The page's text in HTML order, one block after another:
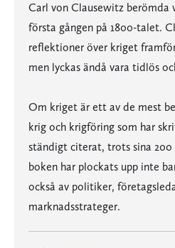
Carl von Clausewitz
första gången på 1800-talet.
reflektioner över kriget
men lyckas ändå vara tidlös
Om kriget är ett av de mest
krig och krigföring som har
ständigt citerat, trots sina 200
boken har plockats upp inte
också av politiker,
marknadsstrateger.